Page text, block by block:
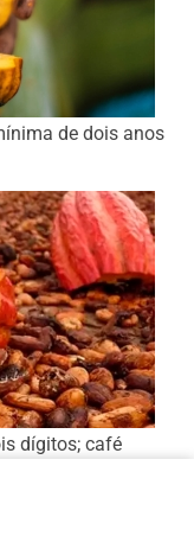
de dois anos
dígitos; café